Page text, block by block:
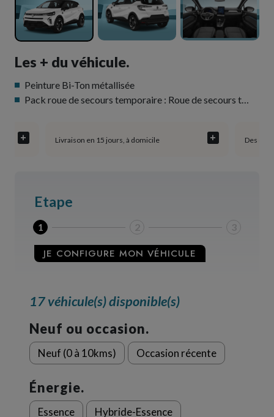
Les + du véhicule.
Peinture Bi-Ton métallisée
Pack roue de secours temporaire : Roue de secours temporaire Plancher de coffre mobile
+ +
Livraison en 15 jours, à domicile Des
Etape
1 2 3
JE CONFIGURE MON VÉHICULE
17 véhicule(s) disponible(s)
Neuf ou occasion.
Neuf (0 à 10kms) Occasion récente
Énergie.
Essence Hybride-Essence